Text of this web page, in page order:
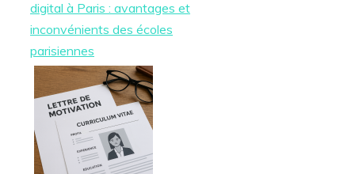
digital à Paris : avantages et
inconvénients des écoles
parisiennes